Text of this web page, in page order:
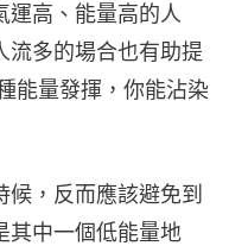
運高、能量高的人
流多的場合也有助提
能量發揮，你能沾染
，反而應該避免到
其中一個低能量地